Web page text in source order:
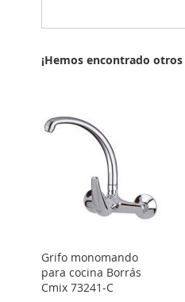
¡Hemos encontrado
Grifo monomando
para cocina Borrás
Cmix 73241-C